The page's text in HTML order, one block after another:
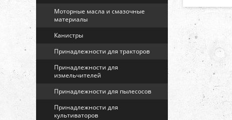
Моторные масла и смазочные
материалы
Канистры
Принадлежности для тракторов
Принадлежности для
измельчителей
Принадлежности для пылесосов
Принадлежности для
культиваторов